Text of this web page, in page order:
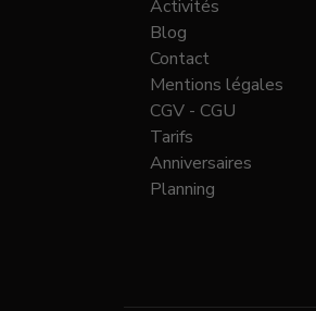
Activités
Blog
Contact
Mentions légales
CGV - CGU
Tarifs
Anniversaires
Planning